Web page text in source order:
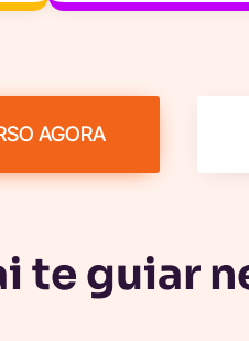
AGORA
te guiar